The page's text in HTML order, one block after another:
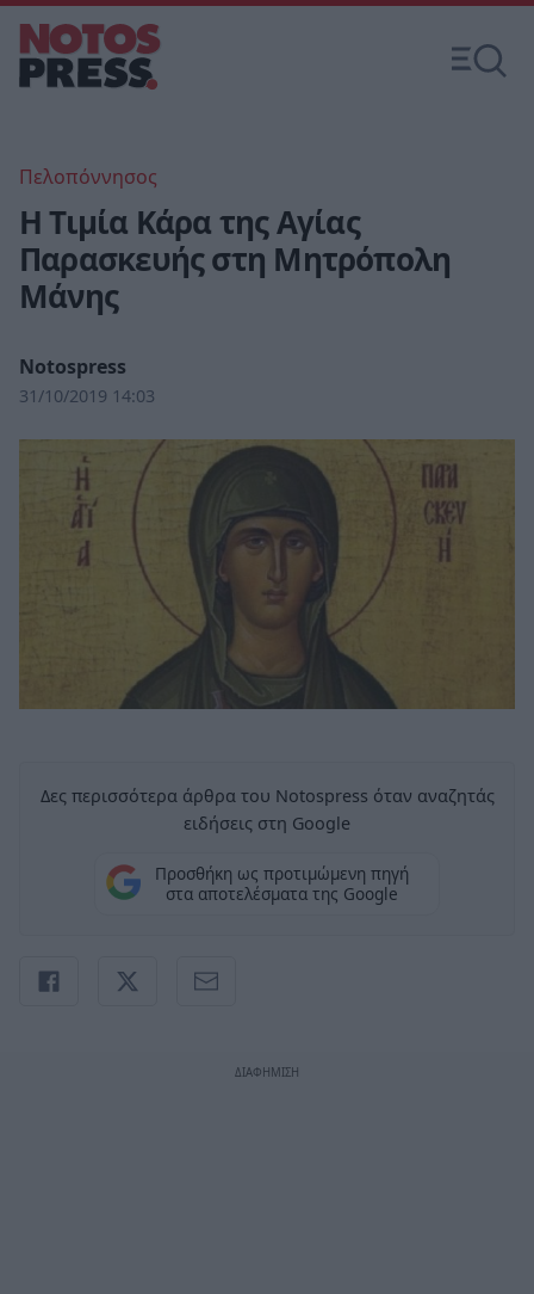
Πελοπόννησος
Η Τιμία Κάρα της Αγίας
Παρασκευής στη Μητρόπολη
Μάνης
Notospress
31/10/2019 14:03
Δες περισσότερα άρθρα του Notospress όταν αναζητάς
ειδήσεις στη Google
Προσθήκη ως προτιμώμενη πηγή
στα αποτελέσματα της Google